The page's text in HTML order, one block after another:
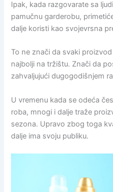
Ipak, kada razgovarate sa
pamučnu garderobu,
dalje koristi kao svojevrsna
To ne znači da svaki
najbolji na tržištu. Znači da
zahvaljujući dugogodišnjem
U vremenu kada se odeća
roba, mnogi i dalje traže
sezona. Upravo zbog toga
dalje ima svoju publiku.